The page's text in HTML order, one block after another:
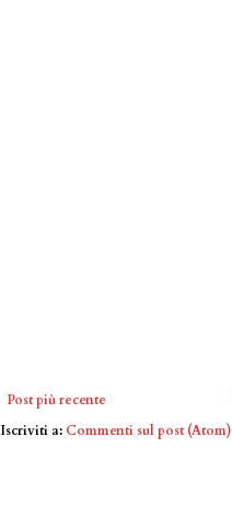
Post più recente
Iscriviti a: Commenti sul post (Atom)